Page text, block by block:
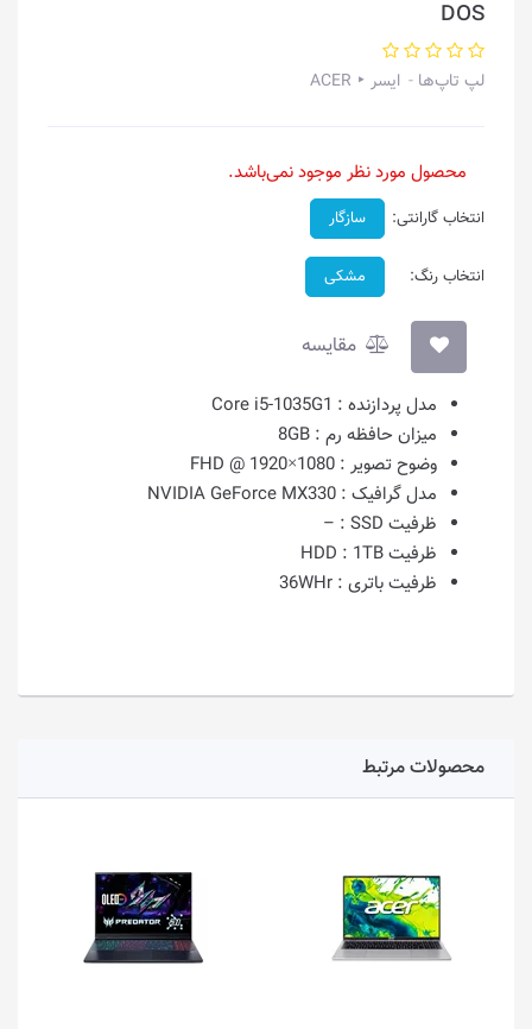
DOS
لپ تاپ‌ها ایسر ‣ ACER
محصول مورد نظر موجود نمی‌باشد.
انتخاب گارانتی: سازگار
انتخاب رنگ: مشکی
مقایسه
مدل پردازنده : Core i5-1035G1
میزان حافظه رم : 8GB
وضوح تصویر : 1080×1920 @ FHD
مدل گرافیک : NVIDIA GeForce MX330
ظرفیت SSD :
–
ظرفیت HDD :1TB
ظرفیت باتری : 36WHr
محصولات مرتبط